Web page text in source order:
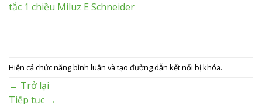
tắc 1 chiều Miluz E Schneider
Hiện cả chức năng bình luận và tạo đường dẫn kết nối bị khóa.
← Trở lại
Tiếp tục →